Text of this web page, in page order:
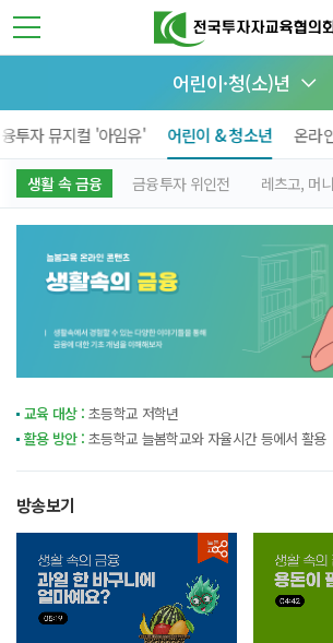
어린이·청(소)년
투자 뮤지컬 '아임유' 어린이 & 청소년 온라
생활 속 금융 금융투자 위인전 레츠고, 머
교육 대상 : 초등학교 저학년
활용 방안 : 초등학교 늘봄학교와 자율시간 등에서 활용
방송보기